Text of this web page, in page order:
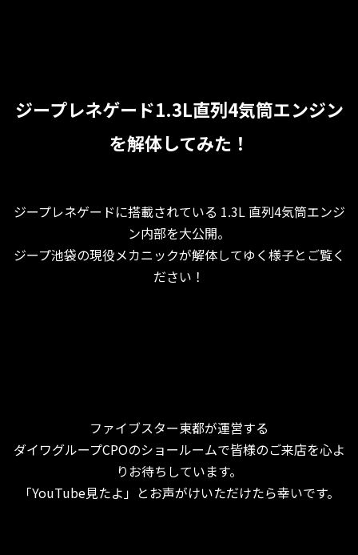
ジープレネゲード1.3L直列4気筒エンジン
を解体してみた！
ジープレネゲードに搭載されている 1.3L 直列4気筒エンジ
ン内部を大公開。
ジープ池袋の現役メカニックが解体してゆく様子とご覧く
ださい！
ファイブスター東都が運営する
ダイワグループCPOのショールームで皆様のご来店を心よ
りお待ちしています。
「YouTube見たよ」とお声がけいただけたら幸いです。